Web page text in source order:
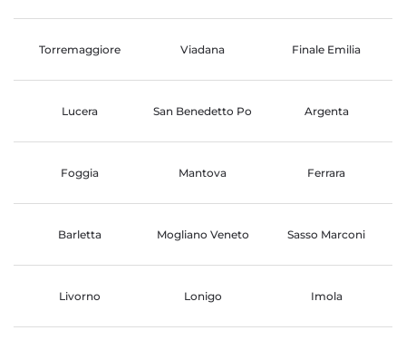
Torremaggiore Viadana Finale Emilia
Lucera San Benedetto Po Argenta
Foggia Mantova Ferrara
Barletta Mogliano Veneto Sasso Marconi
Livorno Lonigo Imola